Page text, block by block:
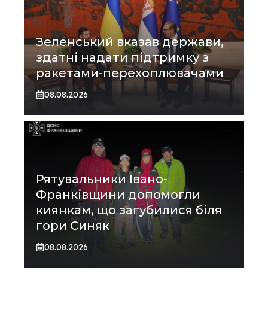
Зеленський вказав держави,
здатні надати підтримку з
ракетами-перехоплювачами
08.08.2026
Рятувальники Івано-
Франківщини допомогли
киянкам, що загубилися біля
гори Синяк
08.08.2026